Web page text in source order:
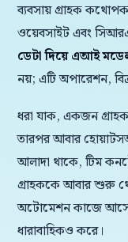
ব্যবসায় গ্রাহক
ওয়েবসাইট এবং
ডেটা দিয়ে এআই
নয়; এটি অপারেশন,
ধরা যাক, একজন
তারপর আবার
আলাদা থাকে, টিম
গ্রাহককে আবার শুরু
অটোমেশন কাজে
ধারাবাহিকও করে।